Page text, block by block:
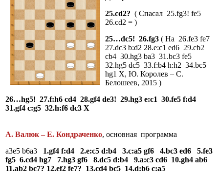
25.cd2? ( Спасал 25.fg3! fe5
26.cd2 = )
25…dc5! 26.fg3 ( На 26.fe3 fe7
27.dc3 b:d2 28.e:c1 ed6 29.cb2
cb4 30.hg3 ba3 31.bc3 fe5
32.hg5 dc5 33.f:b4 h:h2 34.bc5
hg1 Х, Ю. Королев – С.
Белошеев, 2015 )
26…hg5! 27.f:h6 cd4 28.gf4 de3! 29.hg3 e:c1 30.fe5 f:d4
31.gf4 c:g5 32.h:f6 dc3 X
А. Валюк – Е. Кондраченко, основная программа
a3e5 b6a3 1.gf4 f:d4 2.e:c5 d:b4 3.c:a5 gf6 4.bc3 ed6 5.fe3
fg5 6.cd4 hg7 7.hg3 gf6 8.dc5 d:b4 9.a:c3 cd6 10.gh4 ab6
11.ab2 bc7? 12.ef2 fe7? 13.cd4 bc5 14.d:b6 c:a5